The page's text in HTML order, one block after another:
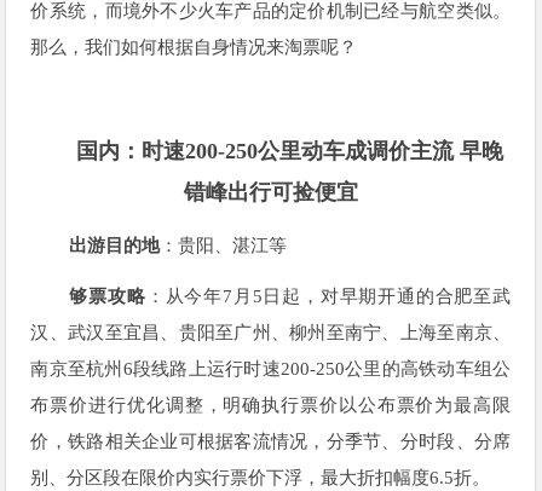
价系统，而境外不少火车产品的定价机制已经与航空类似。
那么，我们如何根据自身情况来淘票呢？
国内：时速200-250公里动车成调价主流 早晚
错峰出行可捡便宜
出游目的地：贵阳、湛江等
够票攻略 ：从今年7月5日起，对早期开通的合肥至武
汉、武汉至宜昌、贵阳至广州、柳州至南宁、上海至南京、
南京至杭州6段线路上运行时速200-250公里的高铁动车组公
布票价进行优化调整，明确执行票价以公布票价为最高限
价，铁路相关企业可根据客流情况，分季节、分时段、分席
别、分区段在限价内实行票价下浮，最大折扣幅度6.5折。